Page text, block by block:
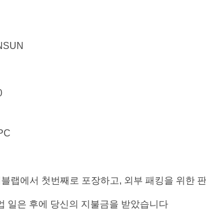
랩에서 첫번째로 포장하고, 외부 패킹을 위한
일은 후에 당신의 지불금을 받았습니다